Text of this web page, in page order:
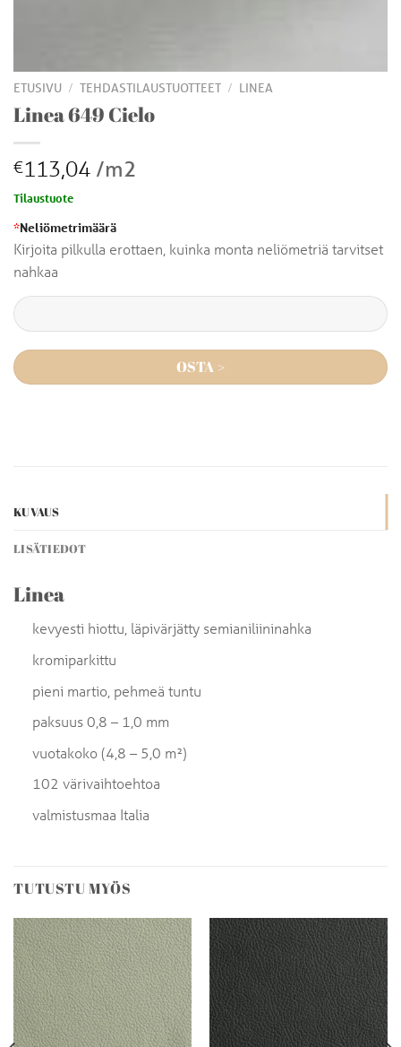
ETUSIVU / TEHDASTILAUSTUOTTEET / LINEA
Linea 649 Cielo
€113,04 /m2
Tilaustuote
*Neliömetrimäärä
Kirjoita pilkulla erottaen, kuinka monta neliömetriä tarvitset
nahkaa
OSTA >
KUVAUS
LISÄTIEDOT
Linea
kevyesti hiottu, läpivärjätty semianiliininahka
kromiparkittu
pieni martio, pehmeä tuntu
paksuus 0,8 – 1,0 mm
vuotakoko (4,8 – 5,0 m²)
102 värivaihtoehtoa
valmistusmaa Italia
TUTUSTU MYÖS